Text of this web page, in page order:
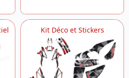
Kit Déco et Stickers